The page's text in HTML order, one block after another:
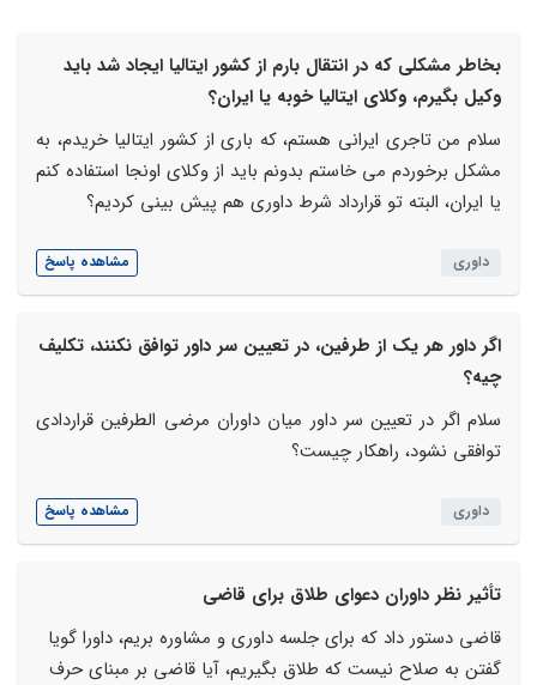
بخاطر مشکلی که در انتقال بارم از کشور ایتالیا ایجاد شد باید
وکیل بگیرم، وکلای ایتالیا خوبه یا ایران؟
سلام من تاجری ایرانی هستم، که باری از کشور ایتالیا خریدم، به
مشکل برخوردم می خاستم بدونم باید از وکلای اونجا استفاده کنم
یا ایران، البته تو قرارداد شرط داوری هم پیش بینی کردیم؟
داوری مشاهده پاسخ
اگر داور هر یک از طرفین، در تعیین سر داور توافق نکنند، تکلیف
چیه؟
سلام اگر در تعیین سر داور میان داوران مرضی الطرفین قراردادی
توافقی نشود، راهکار چیست؟
داوری مشاهده پاسخ
تأثیر نظر داوران دعوای طلاق برای قاضی
قاضی دستور داد که برای جلسه داوری و مشاوره بریم، داورا گویا
گفتن به صلاح نیست که طلاق بگیریم، آیا قاضی بر مبنای حرف